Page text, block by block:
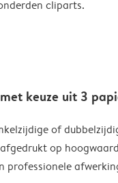
cliparts.
keuze uit 3
of
op
professionele